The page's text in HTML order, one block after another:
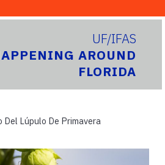
UF/IFAS
AROUND
FLORIDA
Del Lúpulo De Primavera